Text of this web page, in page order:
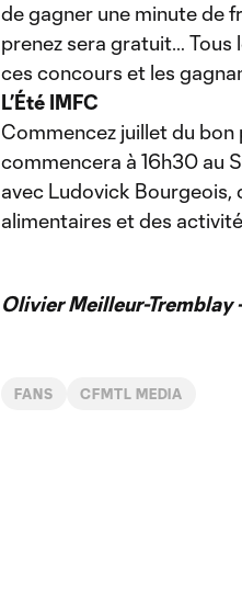
de gagner une minute de
prenez sera gratuit…
ces concours et les
L’Été IMFC
Commencez juillet du bon
commencera à 16h30 au
avec Ludovick Bourgeois,
alimentaires et des
Olivier Meilleur-Tremblay -
FANS CFMTL MEDIA